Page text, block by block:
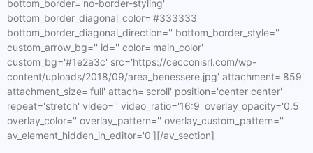
bottom_border='no-border-styling'
bottom_border_diagonal_color='#333333'
bottom_border_diagonal_direction='' bottom_border_style=''
custom_arrow_bg='' id='' color='main_color'
custom_bg='#1e2a3c' src='https://cecconisrl.com/wp-
content/uploads/2018/09/area_benessere.jpg' attachment='859'
attachment_size='full' attach='scroll' position='center center'
repeat='stretch' video='' video_ratio='16:9' overlay_opacity='0.5'
overlay_color='' overlay_pattern='' overlay_custom_pattern=''
av_element_hidden_in_editor='0'][/av_section]